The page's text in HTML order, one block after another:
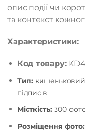
опис події чи
та контекст
Характеристики:
Код товару:
Тип:
підписів
Місткість: 300
Розміщення фото: